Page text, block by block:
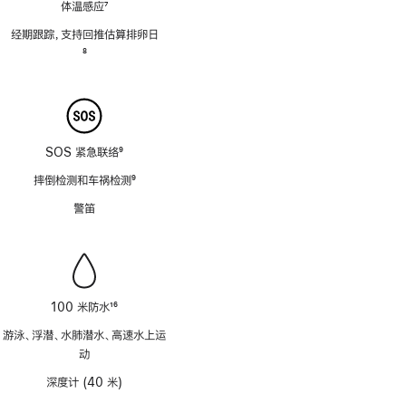
体温感应7
经期跟踪，支持回推估算排卵日
8
SOS 紧急联络9
摔倒检测和车祸检测9
警笛
100 米防水16
游泳、浮潜、水肺潜水、高速水上运
动
深度计 (40 米)